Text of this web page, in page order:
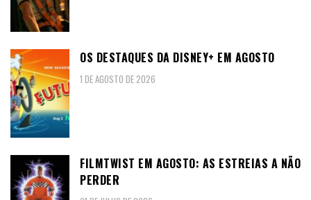
OS DESTAQUES DA DISNEY+ EM AGOSTO
1 DE AGOSTO DE 2026
FILMTWIST EM AGOSTO: AS ESTREIAS A NÃO
PERDER